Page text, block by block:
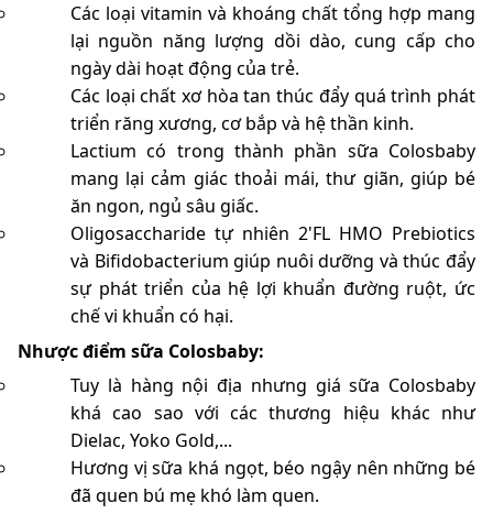
Các loại vitamin và khoáng chất tổng hợp mang
lại nguồn năng lượng dồi dào, cung cấp cho
ngày dài hoạt động của trẻ.
Các loại chất xơ hòa tan thúc đẩy quá trình phát
triển răng xương, cơ bắp và hệ thần kinh.
Lactium có trong thành phần sữa Colosbaby
mang lại cảm giác thoải mái, thư giãn, giúp bé
ăn ngon, ngủ sâu giấc.
Oligosaccharide tự nhiên 2'FL HMO Prebiotics
và Bifidobacterium giúp nuôi dưỡng và thúc đẩy
sự phát triển của hệ lợi khuẩn đường ruột, ức
chế vi khuẩn có hại.
Nhược điểm sữa Colosbaby:
Tuy là hàng nội địa nhưng giá sữa Colosbaby
khá cao sao với các thương hiệu khác như
Dielac, Yoko Gold,...
Hương vị sữa khá ngọt, béo ngậy nên những bé
đã quen bú mẹ khó làm quen.